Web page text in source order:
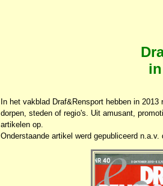
In het vakblad Draf&Rensport hebben in
dorpen, steden of regio's. Uit amusant,
artikelen op.
Onderstaande artikel werd gepubliceerd